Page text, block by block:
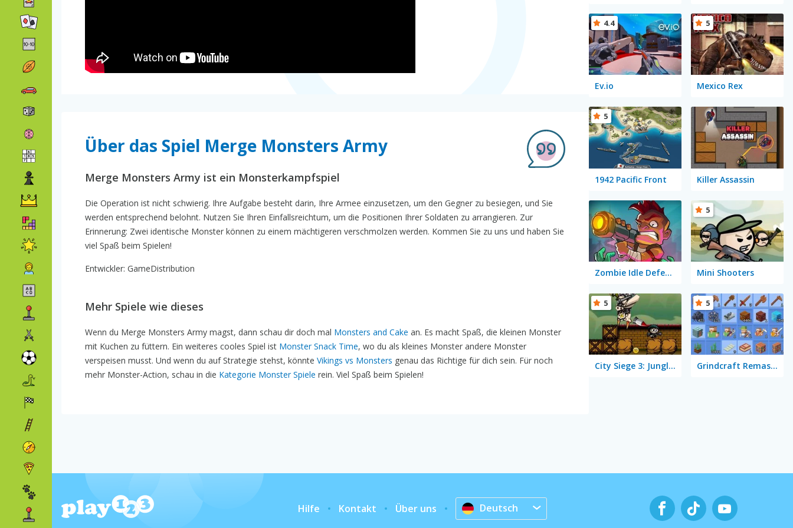
Über das Spiel Merge Monsters Army
Merge Monsters Army ist ein Monsterkampfspiel
Die Operation ist nicht schwierig. Ihre Aufgabe besteht darin, Ihre Armee einzusetzen, um den Gegner zu besiegen, und Sie
werden entsprechend belohnt. Nutzen Sie Ihren Einfallsreichtum, um die Positionen Ihrer Soldaten zu arrangieren. Zur
Erinnerung: Zwei identische Monster können zu einem mächtigeren verschmolzen werden. Kommen Sie zu uns und haben Sie
viel Spaß beim Spielen!
Entwickler: GameDistribution
Mehr Spiele wie dieses
Wenn du Merge Monsters Army magst, dann schau dir doch mal Monsters and Cake an. Es macht Spaß, die kleinen Monster
mit Kuchen zu füttern. Ein weiteres cooles Spiel ist Monster Snack Time, wo du als kleines Monster andere Monster
verspeisen musst. Und wenn du auf Strategie stehst, könnte Vikings vs Monsters genau das Richtige für dich sein. Für noch
mehr Monster-Action, schau in die Kategorie Monster Spiele rein. Viel Spaß beim Spielen!
Ev.io
4.4
Mexico Rex
5
1942 Pacific Front
5
Killer Assassin
Zombie Idle Defense Mini Shooters
5
City Siege 3: Jungle Siege Fubar Level Pack
5
Grindcraft Remastered
5
Hilfe Kontakt Über uns Deutsch